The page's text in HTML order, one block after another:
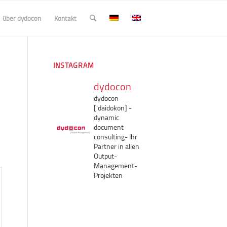
über dydocon Kontakt
INSTAGRAM
dydocon
dydocon
['daidokon] -
dynamic
document
consulting- Ihr
Partner in allen
Output-
Management-
Projekten